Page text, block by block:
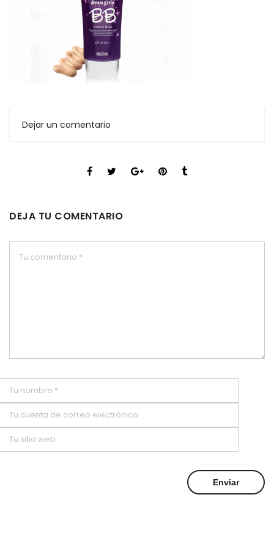
Dejar un comentario
DEJA TU COMENTARIO